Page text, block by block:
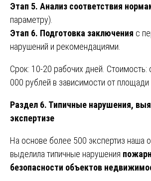
Этап 5. Анализ соответствия
параметру).
Этап 6. Подготовка заключения с
нарушений и рекомендациями.
Срок: 10-20 рабочих дней. Стоимость:
000 рублей в зависимости от площади
Раздел 6. Типичные нарушения,
экспертизе
На основе более 500 экспертиз наша
выделила типичные нарушения
безопасности объектов